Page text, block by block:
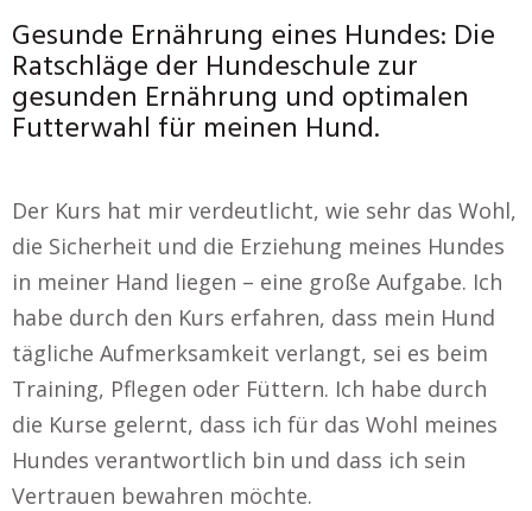
Gesunde Ernährung eines Hundes: Die
Ratschläge der Hundeschule zur
gesunden Ernährung und optimalen
Futterwahl für meinen Hund.
Der Kurs hat mir verdeutlicht, wie sehr das Wohl,
die Sicherheit und die Erziehung meines Hundes
in meiner Hand liegen – eine große Aufgabe. Ich
habe durch den Kurs erfahren, dass mein Hund
tägliche Aufmerksamkeit verlangt, sei es beim
Training, Pflegen oder Füttern. Ich habe durch
die Kurse gelernt, dass ich für das Wohl meines
Hundes verantwortlich bin und dass ich sein
Vertrauen bewahren möchte.